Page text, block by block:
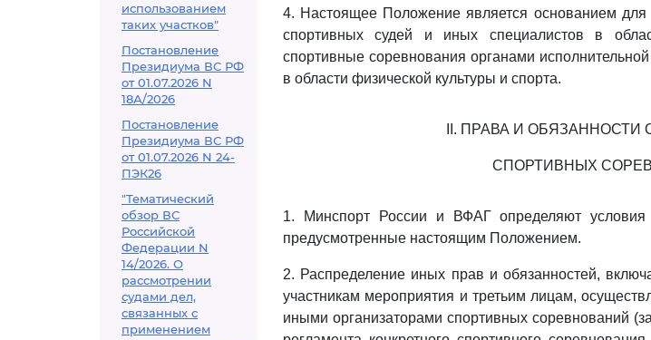
использованием
таких участков"
Постановление
Президиума ВС РФ
от 01.07.2026 N
18А/2026
Постановление
Президиума ВС РФ
от 01.07.2026 N 24-
ПЭК26
"Тематический
обзор ВС
Российской
Федерации N
14/2026. О
рассмотрении
судами дел,
связанных с
применением
4. Настоящее Положение является основанием для
спортивных судей и иных специалистов в
спортивные соревнования органами
в области физической культуры и спорта.
II. ПРАВА И ОБЯЗАННОСТИ
СПОРТИВНЫХ
1. Минспорт России и ВФАГ определяют условия
предусмотренные настоящим Положением.
2. Распределение иных прав и обязанностей,
участникам мероприятия и третьим лицам,
иными организаторами спортивных соревнований